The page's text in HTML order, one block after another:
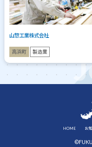
山惣工業株式会社
高浜町 製造業
HOME お